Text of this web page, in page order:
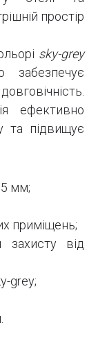
простір
sky-grey
ефективно
та підвищує
мм;
приміщень;
захисту від
grey;